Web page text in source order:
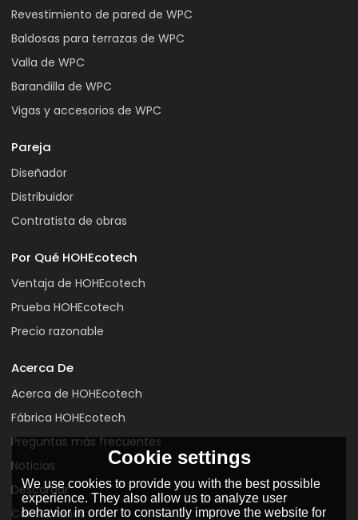
Revestimiento de pared de WPC
Baldosas para terrazas de WPC
Valla de WPC
Barandilla de WPC
Vigas y accesorios de WPC
Pareja
Diseñador
Distribuidor
Contratista de obras
Por Qué HOHEcotech
Ventaja de HOHEcotech
Prueba HOHEcotech
Precio razonable
Acerca De
Acerca de HOHEcotech
Fábrica HOHEcotech
Preguntas más frecuentes
Noticias
Descargar
Contáctenos
Cookie settings
We use cookies to provide you with the best possible
experience. They also allow us to analyze user
behavior in order to constantly improve the website for